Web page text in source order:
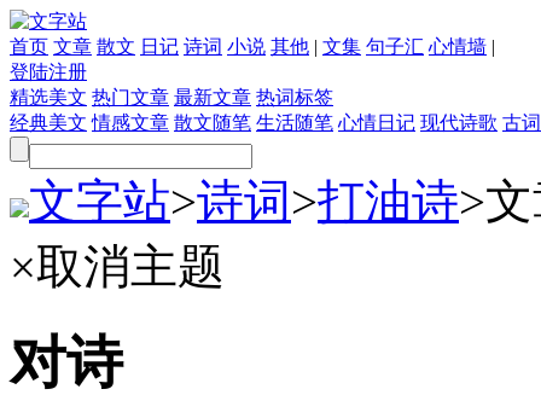
首页 文章 散文 日记 诗词 小说 其他 | 文集 句子汇 心情墙 |
登陆注册
精选美文 热门文章 最新文章 热词标签
经典美文 情感文章 散文随笔 生活随笔 心情日记 现代诗歌 古
文字站>诗词>打油诗>
×取消主题
对诗